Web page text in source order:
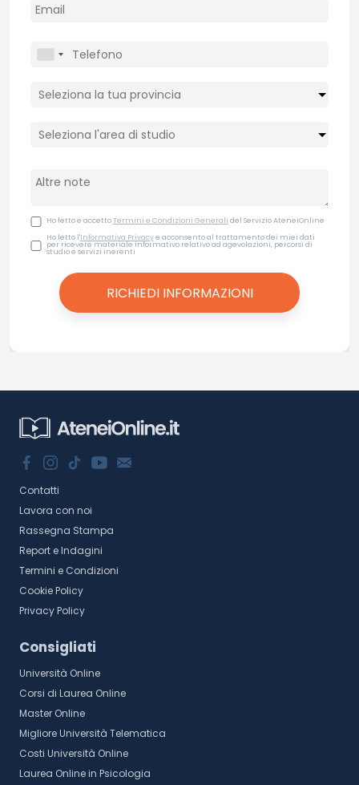
Ho letto e accettoTermini e Condizioni Generali del Servizio AteneiOnline
Ho letto l'Informativa Privacye acconsento al trattamento dei miei dati
per ricevere materiale informativo relativo ad agevolazioni, percorsi di
studio e servizi inerenti
Contatti
Lavora con noi
Rassegna Stampa
Report e Indagini
Termini e Condizioni
Cookie Policy
Privacy Policy
Consigliati
Università Online
Corsi di Laurea Online
Master Online
Migliore Università Telematica
Costi Università Online
Laurea Online in Psicologia